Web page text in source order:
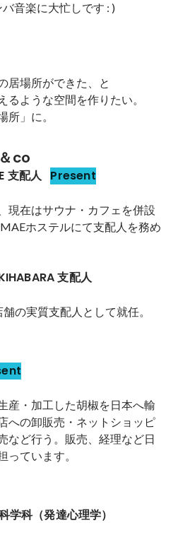
音楽に大忙しです : )
居場所ができた、と
るような空間を作りたい。
所」に。
co
支配人 Present
現在はサウナ・カフェを併設
ホステルにて支配人を務め
支配人
の実質支配人として就任。
産・加工した胡椒を日本へ輸
への卸販売・ネットショッピ
など行う。販売、経理など日
っています。
学科（発達心理学）